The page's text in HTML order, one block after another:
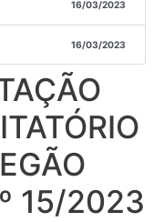
16/03/2023
16/03/2023
15/2023